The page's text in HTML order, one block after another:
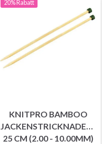
20% Rabatt
KNITPRO BAMBOO
JACKENSTRICKNADELN
25 CM (2.00 - 10.00MM)